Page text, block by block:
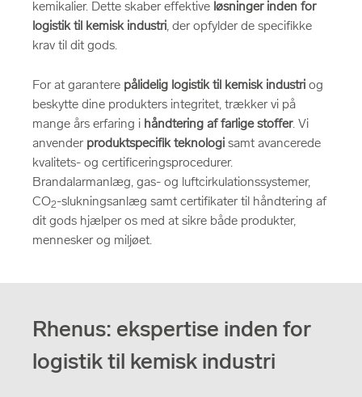
kemikalier. Dette skaber effektive løsninger inden for
logistik til kemisk industri, der opfylder de specifikke
krav til dit gods.
For at garantere pålidelig logistik til kemisk industri og
beskytte dine produkters integritet, trækker vi på
mange års erfaring i håndtering af farlige stoffer. Vi
anvender produktspecifik teknologi samt avancerede
kvalitets- og certificeringsprocedurer.
Brandalarmanlæg, gas- og luftcirkulationssystemer,
CO2-slukningsanlæg samt certifikater til håndtering af
dit gods hjælper os med at sikre både produkter,
mennesker og miljøet.
Rhenus: ekspertise inden for
logistik til kemisk industri